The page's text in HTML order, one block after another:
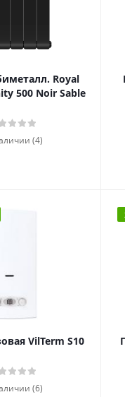
Royal
500 Noir Sable
(4)
VilTerm S10
(6)